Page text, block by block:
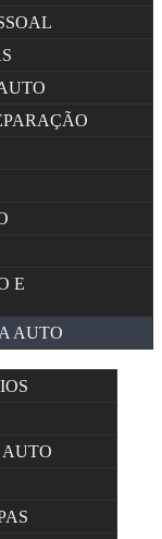
E
AUTO
AUTO